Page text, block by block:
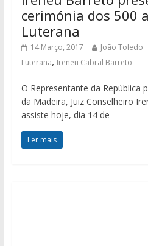
cerimónia dos 500
Luterana
14 Março, 2017 João Toledo
Luterana, Ireneu Cabral Barreto
O Representante da República
da Madeira, Juiz Conselheiro
assiste hoje, dia 14 de
Ler mais